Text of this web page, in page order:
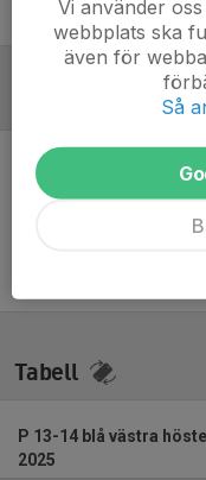
Stefan Frimodig
Tabell
P 13-14 blå västra
2025
Vi använder
webbplats ska
även för
Så